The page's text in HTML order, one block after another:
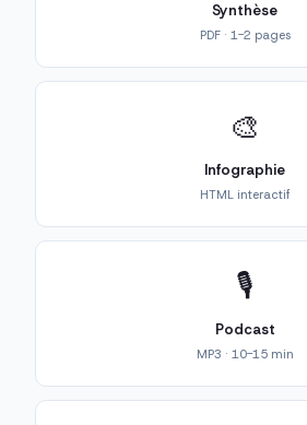
Synthèse
PDF · 1-2 pages
🎨
Infographie
HTML interactif
🎙️
Podcast
MP3 · 10-15 min